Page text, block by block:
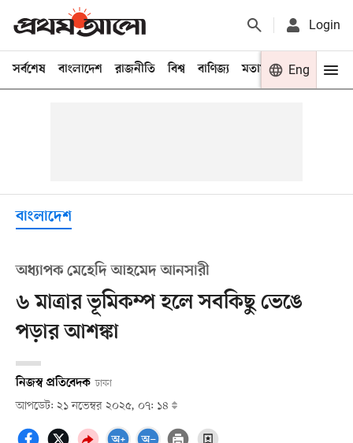
Login
সর্বশেষ বাংলাদেশ রাজনীতি বিশ্ব বাণিজ্য মতামত খেলা
Eng
বাংলাদেশ
অধ্যাপক মেহেদি আহমেদ আনসারী
৬ মাত্রার ভূমিকম্প হলে সবকিছু ভেঙে
পড়ার আশঙ্কা
নিজস্ব প্রতিবেদক ঢাকা
আপডেট: ২১ নভেম্বর ২০২৫, ০৭: ১৪